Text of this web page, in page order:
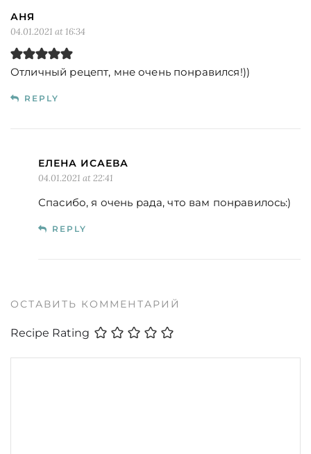
АНЯ
04.01.2021 at 16:34
Отличный рецепт, мне очень понравился!))
REPLY
ЕЛЕНА ИСАЕВА
04.01.2021 at 22:41
Спасибо, я очень рада, что вам понравилось:)
REPLY
ОСТАВИТЬ КОММЕНТАРИЙ
Recipe Rating